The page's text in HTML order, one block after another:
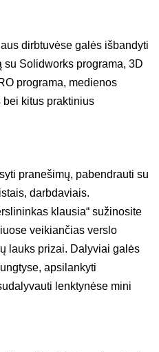
dirbtuvėse galės išbandyti
Solidworks programa, 3D
programa, medienos
kitus praktinius
pranešimų, pabendrauti su
darbdaviais.
klausia“ sužinosite
veikiančias verslo
lauks prizai. Dalyviai galės
apsilankyti
lenktynėse mini